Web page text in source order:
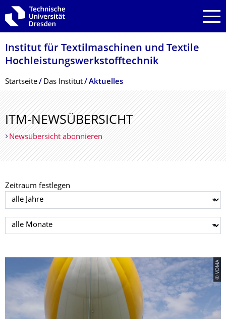
Zur Hauptnavigation springen
Zur Suche springen
Zum Inhalt springen
Institut für Textilmaschinen und Textile
Hochleistungswerk­stofftechnik
Breadcrumb-Menü
Startseite Das Institut Aktuelles
ITM-NEWSÜBERSICHT
Newsübersicht abonnieren
Zeitraum festlegen
Jahr auswählen
Monat auswählen
© VDMA